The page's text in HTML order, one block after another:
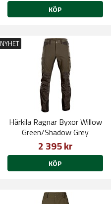
KÖP
NYHET
Härkila Ragnar Byxor Willow
Green/Shadow Grey
2 395 kr
KÖP